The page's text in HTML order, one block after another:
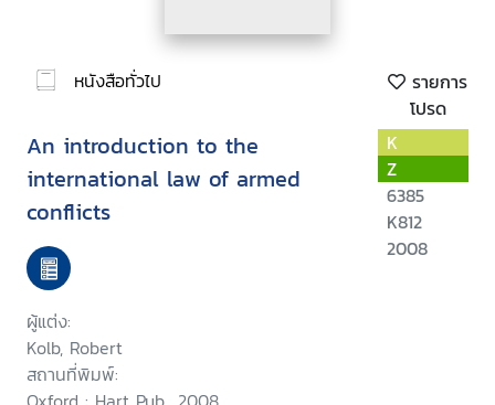
หนังสือทั่วไป
รายการ
โปรด
An introduction to the
international law of armed
conflicts
ผู้แต่ง:
Kolb, Robert
สถานที่พิมพ์:
K
Z
6385
K812
2008